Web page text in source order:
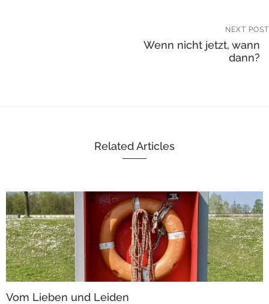
NEXT POST
Wenn nicht jetzt, wann
dann?
Related Articles
Vom Lieben und Leiden